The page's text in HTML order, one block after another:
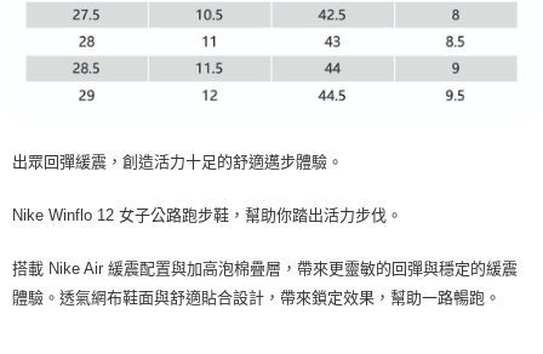
出眾回彈緩震，創造活力十足的舒適邁步體驗。
Nike Winflo 12 女子公路跑步鞋，幫助你踏出活力步伐。
搭載 Nike Air 緩震配置與加高泡棉疊層，帶來更靈敏的回彈與穩定的緩震
體驗。透氣網布鞋面與舒適貼合設計，帶來鎖定效果，幫助一路暢跑。